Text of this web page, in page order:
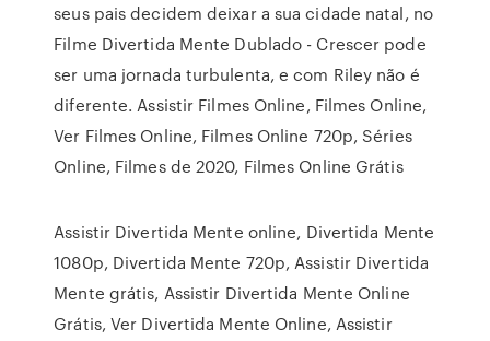
seus pais decidem deixar a sua cidade natal, no
Filme Divertida Mente Dublado - Crescer pode
ser uma jornada turbulenta, e com Riley não é
diferente. Assistir Filmes Online, Filmes Online,
Ver Filmes Online, Filmes Online 720p, Séries
Online, Filmes de 2020, Filmes Online Grátis
Assistir Divertida Mente online, Divertida Mente
1080p, Divertida Mente 720p, Assistir Divertida
Mente grátis, Assistir Divertida Mente Online
Grátis, Ver Divertida Mente Online, Assistir